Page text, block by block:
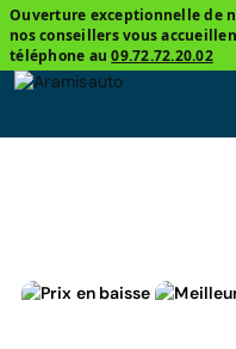
Ouverture exceptionnelle de
nos conseillers vous
téléphone au09.72.72.20.02